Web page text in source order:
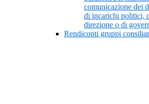
comunicazione dei
di incarichi politici,
direzione o di
Rendiconti gruppi